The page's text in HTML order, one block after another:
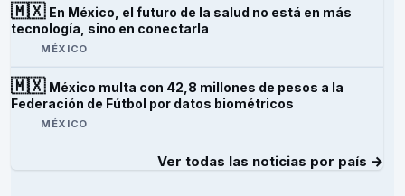
🇲🇽 En México, el futuro de la salud no está en más
tecnología, sino en conectarla
MÉXICO
🇲🇽 México multa con 42,8 millones de pesos a la
Federación de Fútbol por datos biométricos
MÉXICO
Ver todas las noticias por país →